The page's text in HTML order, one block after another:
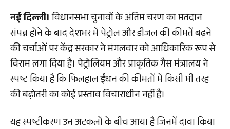
नई दिल्ली।विधानसभा चुनावों के अंतिम चरण का मतदान
संपन्न होने के बाद देशभर में पेट्रोल और डीजल की कीमतें बढ़ने
की चर्चाओं पर केंद्र सरकार ने मंगलवार को आधिकारिक रूप से
विराम लगा दिया है। पेट्रोलियम और प्राकृतिक गैस मंत्रालय ने
स्पष्ट किया है कि फिलहाल ईंधन की कीमतों में किसी भी तरह
की बढ़ोतरी का कोई प्रस्ताव विचाराधीन नहीं है।
यह स्पष्टीकरण उन अटकलों के बीच आया है जिनमें दावा किया